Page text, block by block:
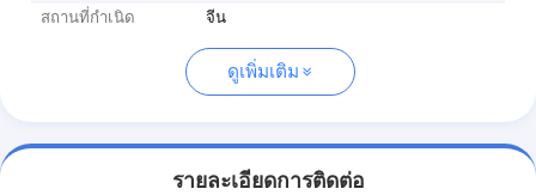
สถานที่กำเนิด
จีน
ดูเพิ่มเติม
รายละเอียดการติดต่อ